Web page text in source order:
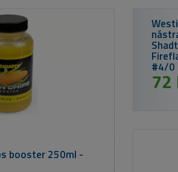
Krill 250ml
Kč
MIKBAITS